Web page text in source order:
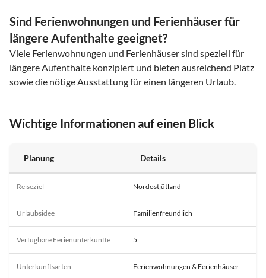
Sind Ferienwohnungen und Ferienhäuser für
längere Aufenthalte geeignet?
Viele Ferienwohnungen und Ferienhäuser sind speziell für
längere Aufenthalte konzipiert und bieten ausreichend Platz
sowie die nötige Ausstattung für einen längeren Urlaub.
Wichtige Informationen auf einen Blick
Planung Details
Reiseziel Nordostjütland
Urlaubsidee Familienfreundlich
Verfügbare Ferienunterkünfte 5
Unterkunftsarten Ferienwohnungen & Ferienhäuser